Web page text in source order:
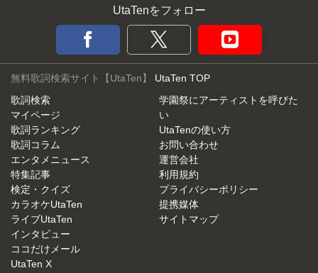
UtaTenをフォロー
無料歌詞検索サイト【UtaTen】 UtaTen TOP
歌詞検索
マイページ
歌詞ランキング
歌詞コラム
エンタメニュース
特集記事
検定・クイズ
カラオケUtaTen
ライブUtaTen
インタビュー
ココだけメール
UtaTen X
学園祭にアーティストを呼びた
い
UtaTenの使い方
お問い合わせ
運営会社
利用規約
プライバシーポリシー
提携媒体
サイトマップ